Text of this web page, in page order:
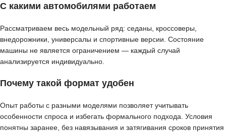
С какими автомобилями работаем
Рассматриваем весь модельный ряд: седаны, кроссоверы,
внедорожники, универсалы и спортивные версии. Состояние
машины не является ограничением — каждый случай
анализируется индивидуально.
Почему такой формат удобен
Опыт работы с разными моделями позволяет учитывать
особенности спроса и избегать формального подхода. Условия
понятны заранее, без навязывания и затягивания сроков принятия